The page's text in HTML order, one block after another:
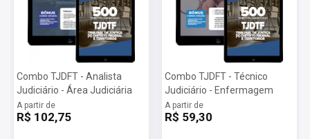
Combo TJDFT - Analista
Judiciário - Área Judiciária
A partir de
R$ 102,75
Combo TJDFT - Técnico
Judiciário - Enfermagem
A partir de
R$ 59,30